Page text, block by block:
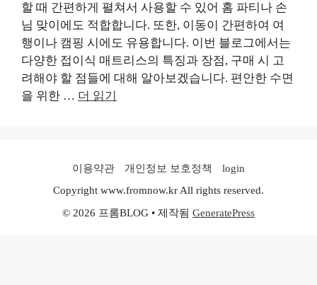
할 때 간편하게 펼쳐서 사용할 수 있어 홈 파티나 손
님 맞이에도 적합합니다. 또한, 이동이 간편하여 여
행이나 캠핑 시에도 유용합니다. 이번 블로그에서는
다양한 접이식 매트리스의 특징과 장점, 구매 시 고
려해야 할 점들에 대해 알아보겠습니다. 편안한 수면
을 위한 … 더 읽기
이용약관 개인정보 보호정책
login
Copyright www.fromnow.kr All rights reserved.
© 2026 프롬BLOG • 제작됨 GeneratePress